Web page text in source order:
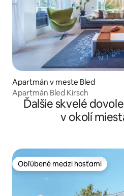
Apartmán v meste Bled
Apartmán Bled Kirsch
Ďalšie skvelé
v okolí
Obľúbené medzi hosťami
Obľúbené medzi hosťami